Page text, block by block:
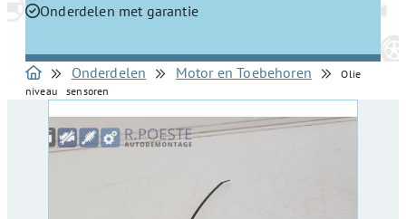
Onderdelen met garantie
Onderdelen Motor en Toebehoren
Olie
niveau sensoren